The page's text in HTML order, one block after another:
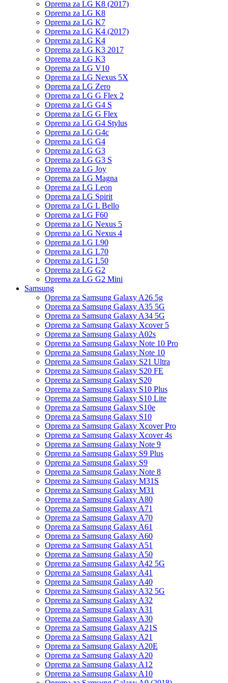
Oprema za LG K8 (2017)
Oprema za LG K8
Oprema za LG K7
Oprema za LG K4 (2017)
Oprema za LG K4
Oprema za LG K3 2017
Oprema za LG K3
Oprema za LG V10
Oprema za LG Nexus 5X
Oprema za LG Zero
Oprema za LG G Flex 2
Oprema za LG G4 S
Oprema za LG G Flex
Oprema za LG G4 Stylus
Oprema za LG G4c
Oprema za LG G4
Oprema za LG G3
Oprema za LG G3 S
Oprema za LG Joy
Oprema za LG Magna
Oprema za LG Leon
Oprema za LG Spirit
Oprema za LG L Bello
Oprema za LG F60
Oprema za LG Nexus 5
Oprema za LG Nexus 4
Oprema za LG L90
Oprema za LG L70
Oprema za LG L50
Oprema za LG G2
Oprema za LG G2 Mini
Samsung
Oprema za Samsung Galaxy A26 5g
Oprema za Samsung Galaxy A35 5G
Oprema za Samsung Galaxy A34 5G
Oprema za Samsung Galaxy Xcover 5
Oprema za Samsung Galaxy A02s
Oprema za Samsung Galaxy Note 10 Pro
Oprema za Samsung Galaxy Note 10
Oprema za Samsung Galaxy S21 Ultra
Oprema za Samsung Galaxy S20 FE
Oprema za Samsung Galaxy S20
Oprema za Samsung Galaxy S10 Plus
Oprema za Samsung Galaxy S10 Lite
Oprema za Samsung Galaxy S10e
Oprema za Samsung Galaxy S10
Oprema za Samsung Galaxy Xcover Pro
Oprema za Samsung Galaxy Xcover 4s
Oprema za Samsung Galaxy Note 9
Oprema za Samsung Galaxy S9 Plus
Oprema za Samsung Galaxy S9
Oprema za Samsung Galaxy Note 8
Oprema za Samsung Galaxy M31S
Oprema za Samsung Galaxy M31
Oprema za Samsung Galaxy A80
Oprema za Samsung Galaxy A71
Oprema za Samsung Galaxy A70
Oprema za Samsung Galaxy A61
Oprema za Samsung Galaxy A60
Oprema za Samsung Galaxy A51
Oprema za Samsung Galaxy A50
Oprema za Samsung Galaxy A42 5G
Oprema za Samsung Galaxy A41
Oprema za Samsung Galaxy A40
Oprema za Samsung Galaxy A32 5G
Oprema za Samsung Galaxy A32
Oprema za Samsung Galaxy A31
Oprema za Samsung Galaxy A30
Oprema za Samsung Galaxy A21S
Oprema za Samsung Galaxy A21
Oprema za Samsung Galaxy A20E
Oprema za Samsung Galaxy A20
Oprema za Samsung Galaxy A12
Oprema za Samsung Galaxy A10